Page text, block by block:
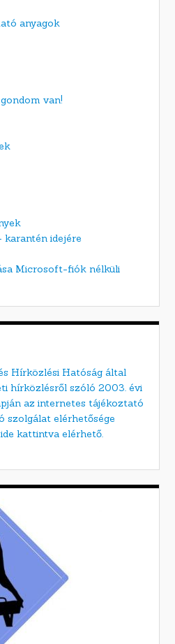
anyagok
van!
karantén idejére
Microsoft-fiók nélküli
Hírközlési Hatóság által
hírközlésről szóló 2003. évi
az internetes tájékoztató
szolgálat elérhetősége
kattintva elérhető.